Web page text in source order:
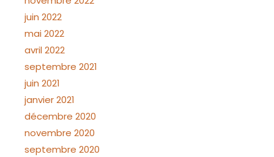
juin 2022
mai 2022
avril 2022
septembre 2021
juin 2021
janvier 2021
décembre 2020
novembre 2020
septembre 2020